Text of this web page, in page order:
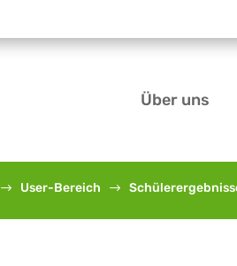
Über uns
$ User-Bereich $